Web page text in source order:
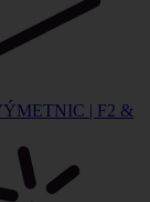
| F2 &